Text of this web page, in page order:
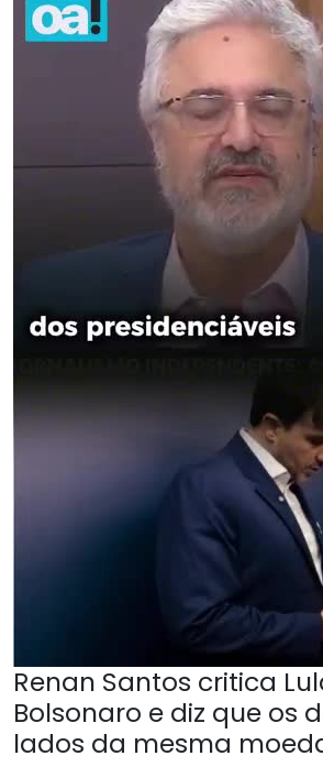
Renan Santos critica
Bolsonaro e diz que os
lados da mesma